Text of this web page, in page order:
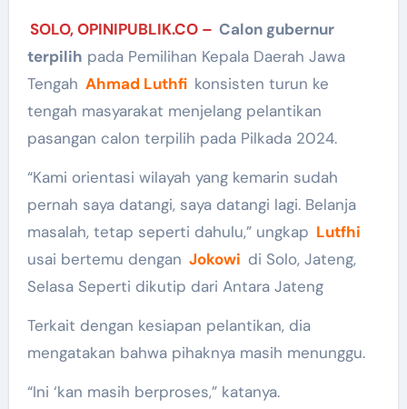
SOLO, OPINIPUBLIK.CO – Calon gubernur
terpilih pada Pemilihan Kepala Daerah Jawa
Tengah Ahmad Luthfi konsisten turun ke
tengah masyarakat menjelang pelantikan
pasangan calon terpilih pada Pilkada 2024.
“Kami orientasi wilayah yang kemarin sudah
pernah saya datangi, saya datangi lagi. Belanja
masalah, tetap seperti dahulu,” ungkap Lutfhi
usai bertemu dengan Jokowi di Solo, Jateng,
Selasa Seperti dikutip dari Antara Jateng
Terkait dengan kesiapan pelantikan, dia
mengatakan bahwa pihaknya masih menunggu.
“Ini ‘kan masih berproses,” katanya.